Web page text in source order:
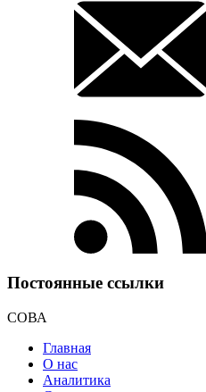
Постоянные ссылки
СОВА
Главная
О нас
Аналитика